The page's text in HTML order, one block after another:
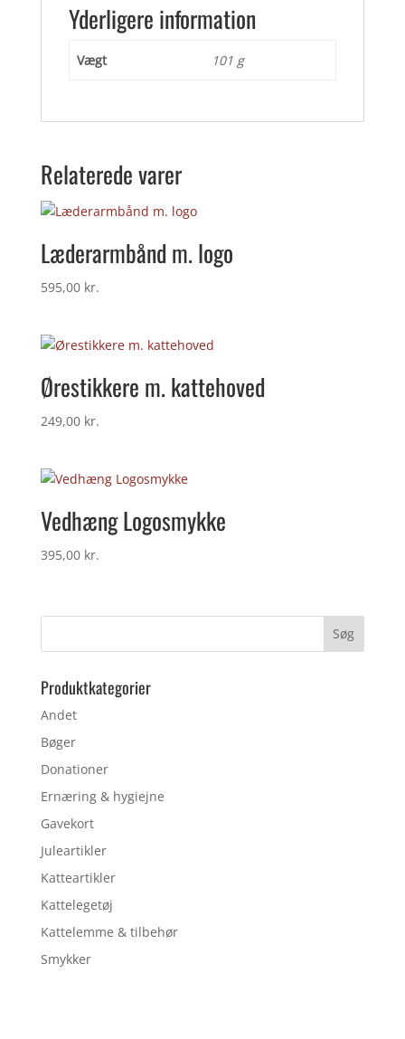
Yderligere information
Vægt 101 g
Relaterede varer
Læderarmbånd m. logo
595,00 kr.
Ørestikkere m. kattehoved
249,00 kr.
Vedhæng Logosmykke
395,00 kr.
Produktkategorier
Andet
Bøger
Donationer
Ernæring & hygiejne
Gavekort
Juleartikler
Katteartikler
Kattelegetøj
Kattelemme & tilbehør
Smykker